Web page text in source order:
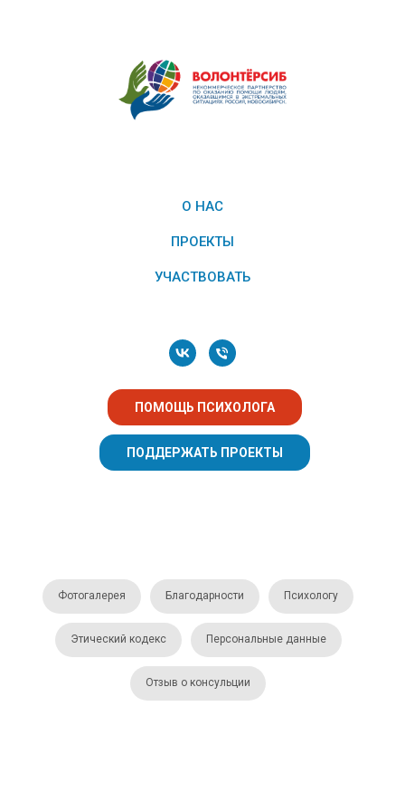
О НАС
ПРОЕКТЫ
УЧАСТВОВАТЬ
ПОМОЩЬ ПСИХОЛОГА
ПОДДЕРЖАТЬ ПРОЕКТЫ
Фотогалерея Благодарности Психологу
Этический кодекс Персональные данные
Отзыв о консульции